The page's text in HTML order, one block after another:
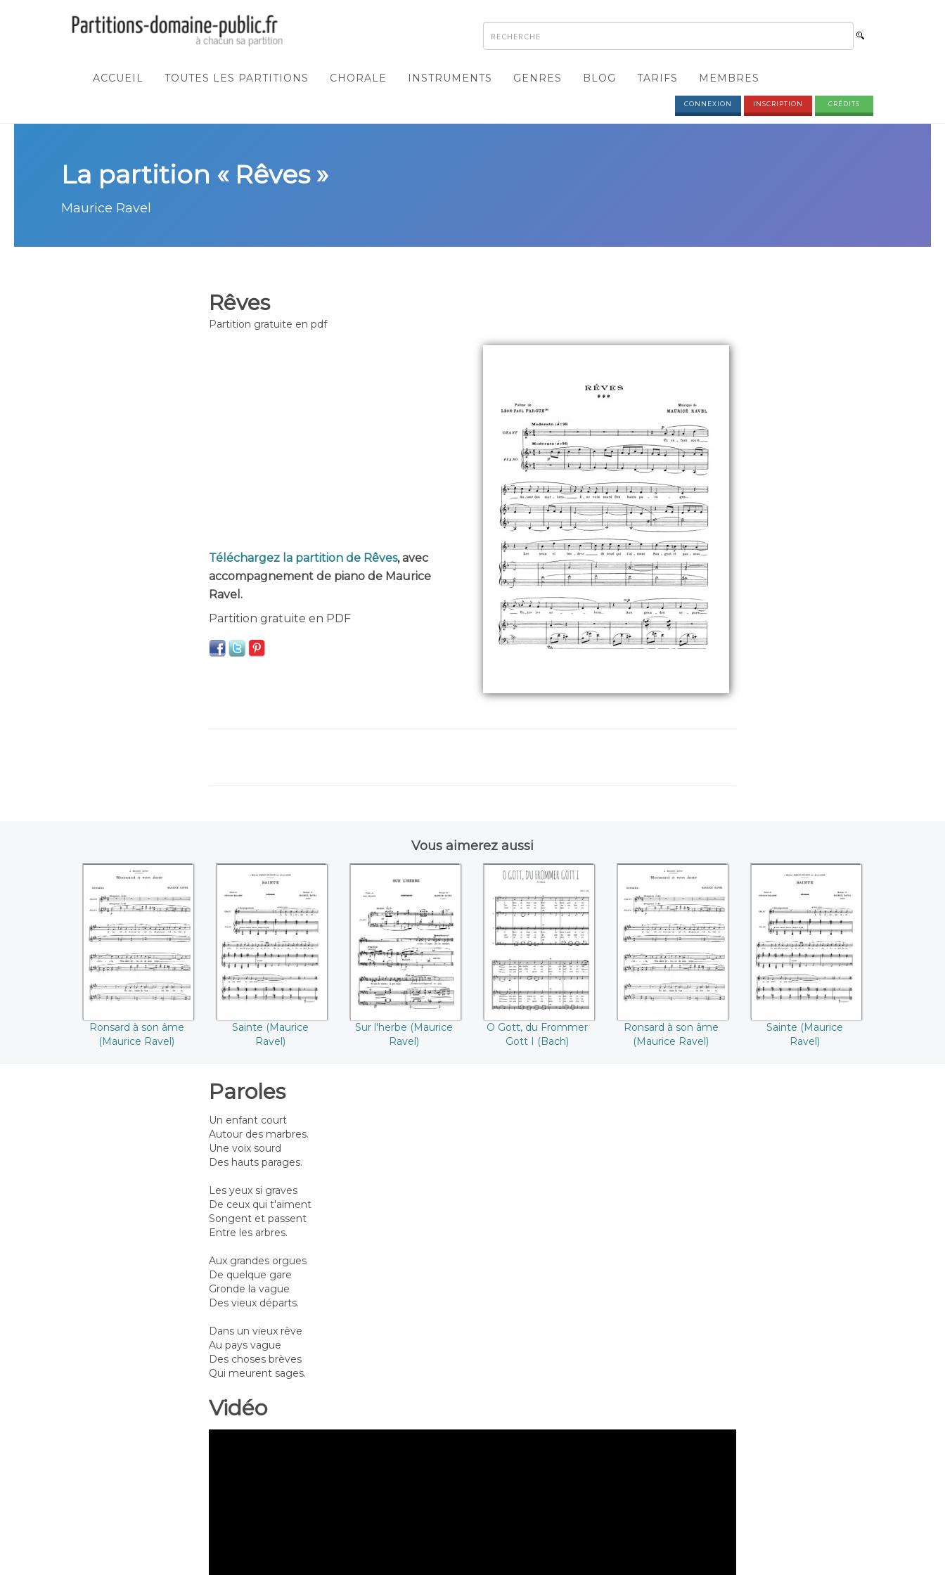
ACCUEIL TOUTES LES PARTITIONS CHORALE INSTRUMENTS GENRES BLOG TARIFS MEMBRES
CONNEXION INSCRIPTION CRÉDITS
La partition « Rêves »
Maurice Ravel
Rêves
Partition gratuite en pdf
Téléchargez la partition de Rêves, avec
accompagnement de piano de Maurice
Ravel.
Partition gratuite en PDF
Vous aimerez aussi
Ronsard à son âme
((Maurice Ravel))
Ronsard à son âme
(Maurice Ravel)
Sainte ((Maurice
Ravel))
Sainte (Maurice
Ravel)
Sur l'herbe
((Maurice Ravel))
Sur l'herbe (Maurice
Ravel)
O Gott, du
Frommer Gott I
(Bach)
O Gott, du Frommer
Gott I (Bach)
Ronsard à son âme
(Maurice Ravel)
Ronsard à son âme
(Maurice Ravel)
Sainte (Maurice
Ravel)
Sainte (Maurice
Ravel)
Paroles
Un enfant court
Autour des marbres.
Une voix sourd
Des hauts parages.
Les yeux si graves
De ceux qui t'aiment
Songent et passent
Entre les arbres.
Aux grandes orgues
De quelque gare
Gronde la vague
Des vieux départs.
Dans un vieux rêve
Au pays vague
Des choses brèves
Qui meurent sages.
Vidéo